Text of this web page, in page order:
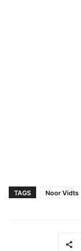
TAGS Noor Vidts